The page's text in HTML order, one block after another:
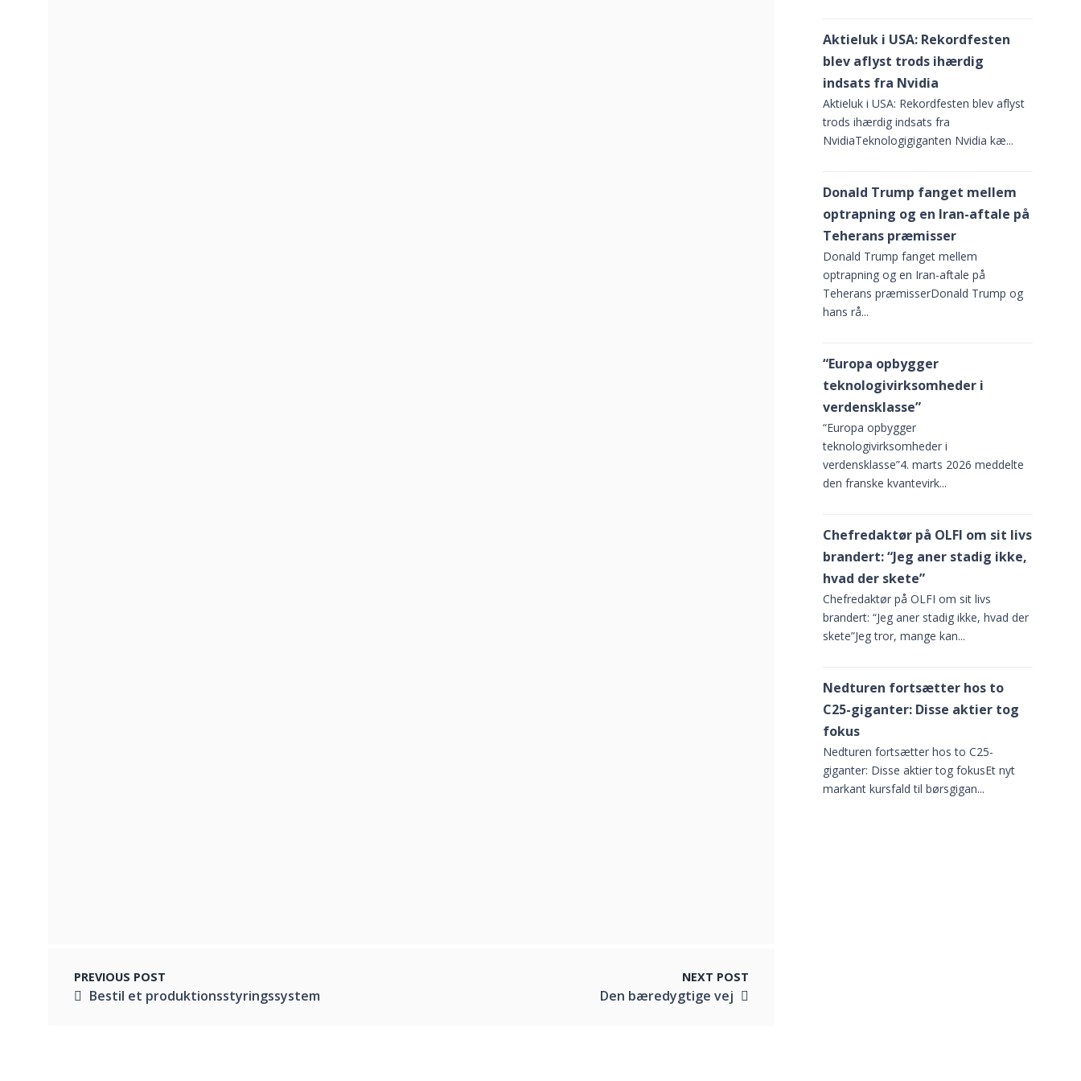
PREVIOUS POST
Bestil et produktionsstyringssystem
NEXT POST
Den bæredygtige vej
Aktieluk i USA: Rekordfesten
blev aflyst trods ihærdig
indsats fra Nvidia
Aktieluk i USA: Rekordfesten blev aflyst
trods ihærdig indsats fra
NvidiaTeknologigiganten Nvidia kæ...
Donald Trump fanget mellem
optrapning og en Iran-aftale på
Teherans præmisser
Donald Trump fanget mellem
optrapning og en Iran-aftale på
Teherans præmisserDonald Trump og
hans rå...
“Europa opbygger
teknologivirksomheder i
verdensklasse”
“Europa opbygger
teknologivirksomheder i
verdensklasse”4. marts 2026 meddelte
den franske kvantevirk...
Chefredaktør på OLFI om sit livs
brandert: “Jeg aner stadig ikke,
hvad der skete”
Chefredaktør på OLFI om sit livs
brandert: “Jeg aner stadig ikke, hvad der
skete”Jeg tror, mange kan...
Nedturen fortsætter hos to
C25-giganter: Disse aktier tog
fokus
Nedturen fortsætter hos to C25-
giganter: Disse aktier tog fokusEt nyt
markant kursfald til børsgigan...